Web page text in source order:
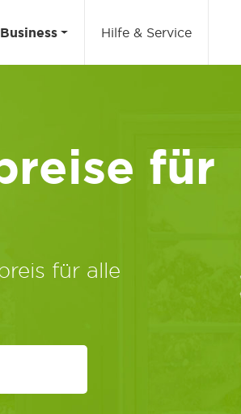
Business Hilfe & Service
für
für alle